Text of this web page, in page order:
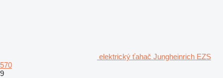
elektrický ťahač Jungheinrich EZS
570
9